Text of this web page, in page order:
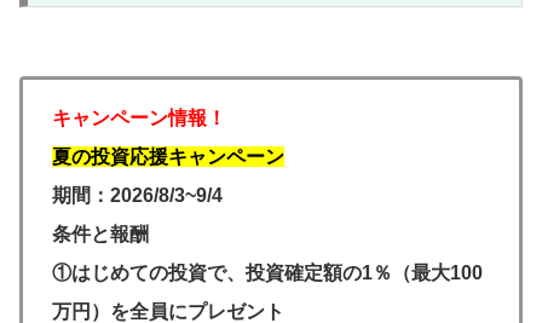
キャンペーン情報！
夏の投資応援キャンペーン
期間：2026/8/3~9/4
条件と報酬
①はじめての投資で、投資確定額の1％（最大100
万円） を全員にプレゼント